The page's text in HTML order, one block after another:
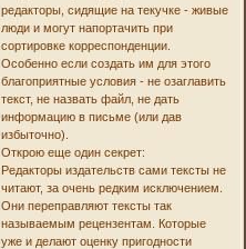
редакторы, сидящие на текучке - живые
люди и могут напортачить при
сортировке корреспонденции.
Особенно если создать им для этого
благоприятные условия - не озаглавить
текст, не назвать файл, не дать
информацию в письме (или дав
избыточно).
Открою еще один секрет:
Редакторы издательств сами тексты не
читают, за очень редким исключением.
Они переправляют тексты так
называемым рецензентам. Которые
уже и делают оценку пригодности